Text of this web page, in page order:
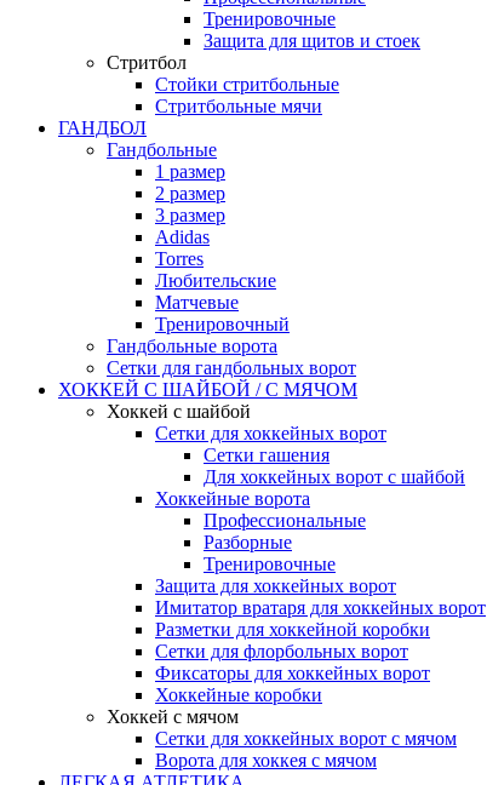
Тренировочные
Защита для щитов и стоек
Стритбол
Стойки стритбольные
Стритбольные мячи
ГАНДБОЛ
Гандбольные
1 размер
2 размер
3 размер
Adidas
Torres
Любительские
Матчевые
Тренировочный
Гандбольные ворота
Сетки для гандбольных ворот
ХОККЕЙ С ШАЙБОЙ / С МЯЧОМ
Хоккей с шайбой
Сетки для хоккейных ворот
Сетки гашения
Для хоккейных ворот с шайбой
Хоккейные ворота
Профессиональные
Разборные
Тренировочные
Защита для хоккейных ворот
Имитатор вратаря для хоккейных ворот
Разметки для хоккейной коробки
Сетки для флорбольных ворот
Фиксаторы для хоккейных ворот
Хоккейные коробки
Хоккей с мячом
Сетки для хоккейных ворот с мячом
Ворота для хоккея с мячом